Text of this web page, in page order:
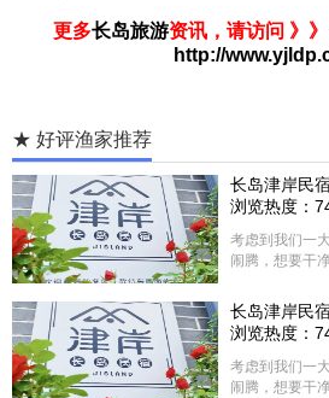
更多长岛旅游资讯，请访问 》》
http://
★ 好评渔家推荐
长岛津岸民
浏览热度：
考虑到我们一
闹腾，想要干
选择津岸民宿
方面家里老人
很好，每顿饭
的新鲜呢，另
包子非常好吃
长岛津岸民
浏览热度：
考虑到我们一
闹腾，想要干